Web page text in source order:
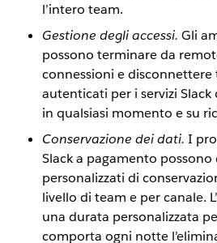
l’intero team.
Gestione degli accessi. Gli
possono terminare da
connessioni e
autenticati per i servizi Slack
in qualsiasi momento e su
Conservazione dei dati. I
Slack a pagamento
personalizzati di
livello di team e per canale.
una durata personalizzata
comporta ogni notte